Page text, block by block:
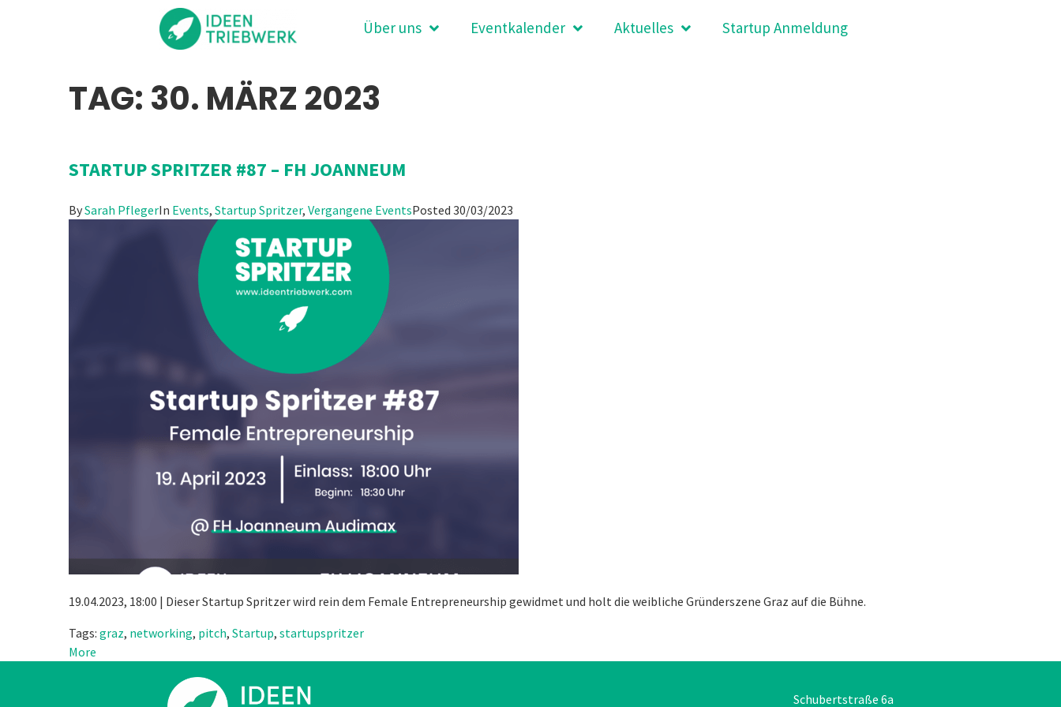
Über uns Eventkalender Aktuelles Startup Anmeldung
TAG: 30. MÄRZ 2023
STARTUP SPRITZER #87 – FH JOANNEUM
BySarah PflegerIn Events, Startup Spritzer, Vergangene EventsPosted 30/03/2023
19.04.2023, 18:00 | Dieser Startup Spritzer wird rein dem Female Entrepreneurship gewidmet und holt die weibliche Gründerszene Graz auf die Bühne.
Tags: graz, networking, pitch, Startup, startupspritzer
More
Schubertstraße 6a